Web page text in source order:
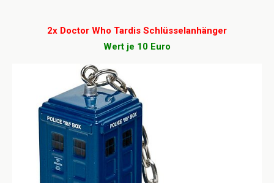
2x Doctor Who Tardis Schlüsselanhänger
Wert je 10 Euro